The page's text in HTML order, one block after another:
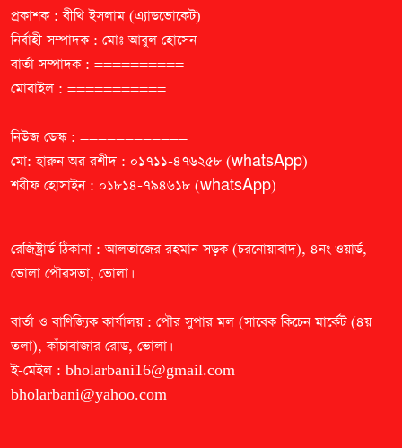
প্রকাশক : বীথি ইসলাম (এ্যাডভোকেট)
নির্বাহী সম্পাদক : মোঃ আবুল হোসেন
বার্তা সম্পাদক : ==========
মোবাইল : ===========
নিউজ ডেস্ক : ============
মো: হারুন অর রশীদ : ০১৭১১-৪৭৬২৫৮ (whatsApp)
শরীফ হোসাইন : ০১৮১৪-৭৯৪৬১৮ (whatsApp)
রেজিষ্ট্রার্ড ঠিকানা : আলতাজের রহমান সড়ক (চরনোয়াবাদ), ৪নং ওয়ার্ড,
ভোলা পৌরসভা, ভোলা।
বার্তা ও বাণিজ্যিক কার্যালয় : পৌর সুপার মল (সাবেক কিচেন মার্কেট (৪য়
তলা), কাঁচাবাজার রোড, ভোলা।
ই-মেইল : bholarbani16@gmail.com
bholarbani@yahoo.com